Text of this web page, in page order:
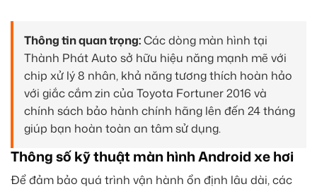
Thông tin quan trọng:Các dòng màn hình tại
Thành Phát Auto sở hữu hiệu năng mạnh mẽ với
chip xử lý 8 nhân, khả năng tương thích hoàn hảo
với giắc cắm zin của Toyota Fortuner 2016 và
chính sách bảo hành chính hãng lên đến 24 tháng
giúp bạn hoàn toàn an tâm sử dụng.
Thông số kỹ thuật màn hình Android xe hơi
Để đảm bảo quá trình vận hành ổn định lâu dài, các